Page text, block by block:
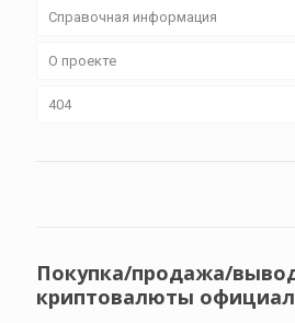
Справочная информация
О проекте
404
Покупка/продажа/
криптовалюты